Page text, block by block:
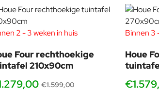
2 - 3 weken in huis
Four rechthoekige
210x90cm
€1.599,00
Binnen 3
Houe